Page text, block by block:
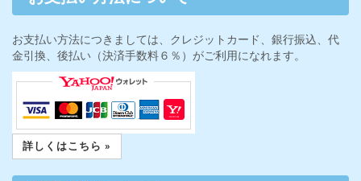
お支払い方法につきましては、クレジットカード、銀行振込、代
金引換、後払い（決済手数料６％）がご利用になれます。
詳しくはこちら »